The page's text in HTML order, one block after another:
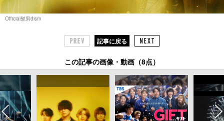
Official髭男dism
記事に戻る
この記事の画像・動画（8点）